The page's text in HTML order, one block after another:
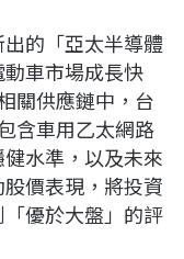
的「亞太半導體
車市場成長快
關供應鏈中，台
含車用乙太網路
水準，以及未來
價表現，將投資
優於大盤」的評